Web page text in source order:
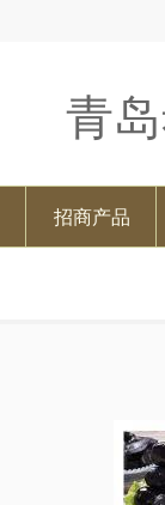
青
招商产品